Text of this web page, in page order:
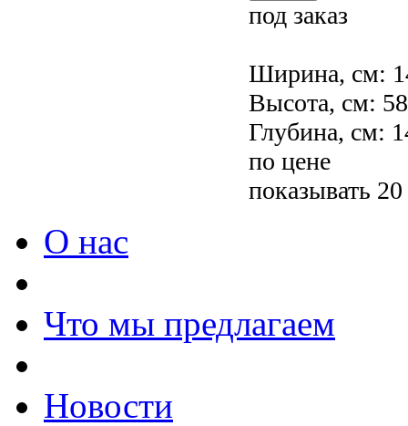
под заказ
Ширина, см:
Высота, см:
Глубина, см:
по цене
показывать 20
О нас
Что мы предлагаем
Новости